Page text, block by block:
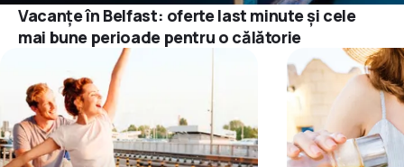
Vacanțe în Belfast: oferte last minute și cele
mai bune perioade pentru o călătorie